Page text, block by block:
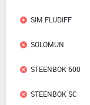
SIM FLUDIFF
SOLOMUN
STEENBOK 600
STEENBOK SC